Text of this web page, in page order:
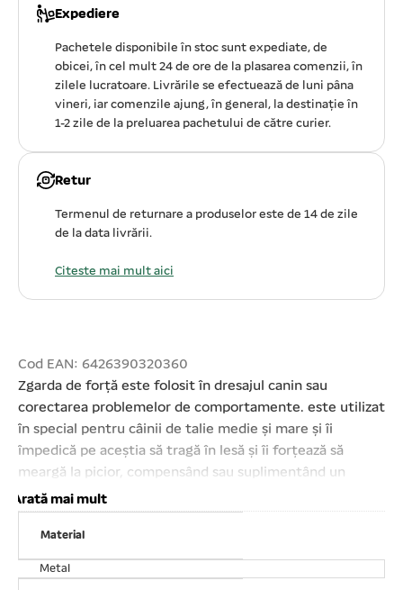
Expediere
Pachetele disponibile în stoc sunt expediate, de
obicei, în cel mult 24 de ore de la plasarea comenzii, în
zilele lucratoare. Livrările se efectuează de luni pâna
vineri, iar comenzile ajung, în general, la destinație în
1-2 zile de la preluarea pachetului de către curier.
Retur
Termenul de returnare a produselor este de 14 de zile
de la data livrării.
Citeste mai mult aici
Cod EAN: 6426390320360
Zgarda de forță este folosit în dresajul canin sau
corectarea problemelor de comportamente. este utilizat
în special pentru câinii de talie medie și mare și îi
împedică pe aceștia să tragă în lesă și îi forțează să
meargă la picior, compensând sau suplimentând un
dresaj corect în acest scop. Poate fi dimensionată în
funcție de dimensiunea gâtului câinelui. Nu tocesc părul
din jurul gâtului în cazul raselor cu păr lung sau semilung,
ca zgărzile din piele. Confecționată din oțel inoxidabil.
Lungime: 45 cm Grosime za: 2, 5 mm
Arată mai mult
Material
Metal